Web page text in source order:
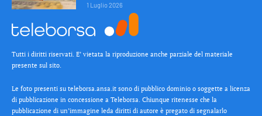
1 Luglio 2026
Tutti i diritti riservati. E’ vietata la riproduzione anche parziale del materiale
presente sul sito.
Le foto presenti su teleborsa.ansa.it sono di pubblico dominio o soggette a licenza
di pubblicazione in concessione a Teleborsa. Chiunque ritenesse che la
pubblicazione di un’immagine leda diritti di autore è pregato di segnalarlo